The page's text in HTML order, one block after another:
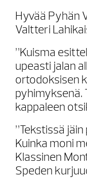
Hyvää Pyhän
Valtteri
”Kuisma
upeasti jalan
ortodoksisen
pyhimyksenä.
kappaleen
”Tekstissä
Kuinka moni
Klassinen
Speden